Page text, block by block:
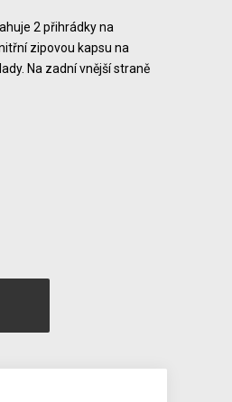
2 přihrádky na
zipovou kapsu na
Na zadní vnější straně